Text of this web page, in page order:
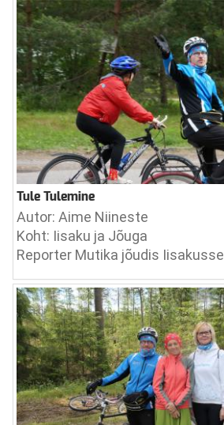
Tule Tulemine
Autor: Aime Niineste
Koht: Iisaku ja Jõuga
Reporter Mutika jõudis Iisakusse